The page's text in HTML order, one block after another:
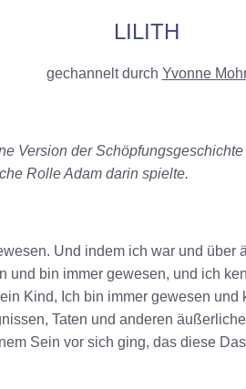
LILITH
gechannelt durch Yvonne
Version der
Rolle Adam darin spielte.
Und indem ich war und über
und bin immer gewesen, und ich
Kind, Ich bin immer gewesen
Taten und anderen
Sein vor sich ging, das diese